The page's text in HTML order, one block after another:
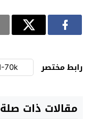
رابط مختصر
مقالات ذات صلة